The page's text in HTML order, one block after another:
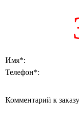
Имя*:
Телефон*:
Комментарий к